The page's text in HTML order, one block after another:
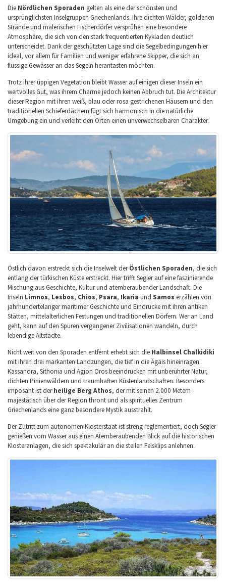
Die Nördlichen Sporaden gelten als eine der schönsten und
ursprünglichsten Inselgruppen Griechenlands. Ihre dichten Wälder, goldenen
Strände und malerischen Fischerdörfer versprühen eine besondere
Atmosphäre, die sich von den stark frequentierten Kykladen deutlich
unterscheidet. Dank der geschützten Lage sind die Segelbedingungen hier
ideal, vor allem für Familien und weniger erfahrene Skipper, die sich an
flüssige Gewässer an das Segeln herantasten möchten.
Trotz ihrer üppigen Vegetation bleibt Wasser auf einigen dieser Inseln ein
wertvolles Gut, was ihrem Charme jedoch keinen Abbruch tut. Die Architektur
dieser Region mit ihren weiß, blau oder rosa gestrichenen Häusern und den
traditionellen Schieferdächern fügt sich harmonisch in die natürliche
Umgebung ein und verleiht den Orten einen unverwechselbaren Charakter.
Östlich davon erstreckt sich die Inselwelt derÖstlichen Sporaden, die sich
entlang der türkischen Küste erstreckt. Hier trifft Segler auf eine faszinierende
Mischung aus Geschichte, Kultur und atemberaubender Landschaft. Die
Inseln Limnos, Lesbos, Chios, Psara, Ikaria und Samos erzählen von
jahrhundertelanger maritimer Geschichte und Eindrücke mit ihren antiken
Stätten, mittelalterlichen Festungen und traditionellen Dörfern. Wer an Land
geht, kann auf den Spuren vergangener Zivilisationen wandeln, durch
lebendige Altstädte.
Nicht weit von den Sporaden entfernt erhebt sich die Halbinsel Chalkidiki
mit ihren drei markanten Landzungen, die tief in die Ägäis hineinragen.
Kassandra, Sithonia und Agion Oros beeindrucken mit unberührter Natur,
dichten Pinienwäldern und traumhaften Küstenlandschaften. Besonders
imposant ist derheilige Berg Athos, der mit seinen 2.000 Metern
majestätisch über der Region thront und als spirituelles Zentrum
Griechenlands eine ganz besondere Mystik ausstrahlt.
Der Zutritt zum autonomen Klosterstaat ist streng reglementiert, doch Segler
genießen vom Wasser aus einen Atemberaubenden Blick auf die historischen
Klosteranlagen, die sich spektakulär an die steilen Felsklips anlehnen.